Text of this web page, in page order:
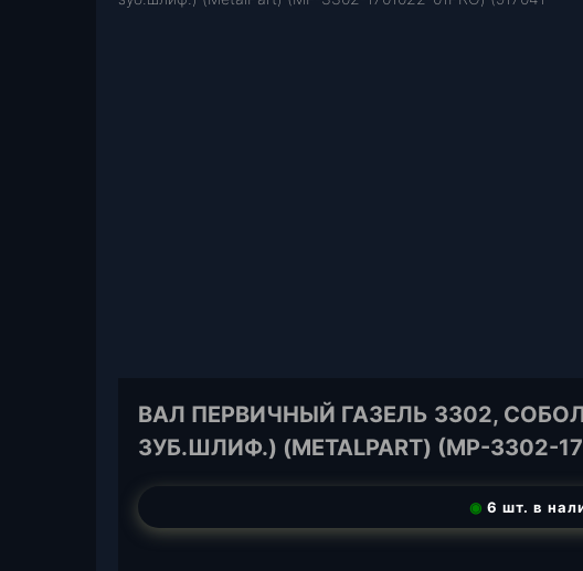
ВАЛ ПЕРВИЧНЫЙ ГАЗЕЛЬ 3302,
ЗУБ.ШЛИФ.) (METALPART) (МР-3302-
◉ 6 шт. в